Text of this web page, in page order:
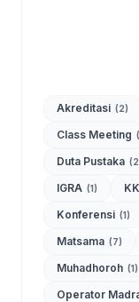
Akreditasi (2)
Class Meeting
Duta Pustaka
IGRA (1)
Konferensi (1)
Matsama (7)
Muhadhoroh (1)
Operator